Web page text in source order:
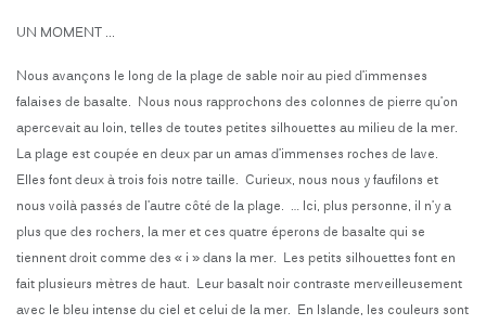
UN MOMENT ...
Nous avançons le long de la plage de sable noir au pied d’immenses
falaises de basalte. Nous nous rapprochons des colonnes de pierre qu’on
apercevait au loin, telles de toutes petites silhouettes au milieu de la mer.
La plage est coupée en deux par un amas d’immenses roches de lave.
Elles font deux à trois fois notre taille. Curieux, nous nous y faufilons et
nous voilà passés de l’autre côté de la plage. … Ici, plus personne, il n’y a
plus que des rochers, la mer et ces quatre éperons de basalte qui se
tiennent droit comme des « i » dans la mer. Les petits silhouettes font en
fait plusieurs mètres de haut. Leur basalt noir contraste merveilleusement
avec le bleu intense du ciel et celui de la mer. En Islande, les couleurs sont